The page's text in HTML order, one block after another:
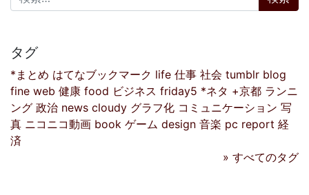
タグ
*まとめ はてなブックマーク life 仕事 社会 tumblr blog
fine web 健康 food ビジネス friday5 *ネタ +京都 ランニ
ング 政治 news cloudy グラフ化 コミュニケーション 写
真 ニコニコ動画 book ゲーム design 音楽 pc report 経
済
» すべてのタグ